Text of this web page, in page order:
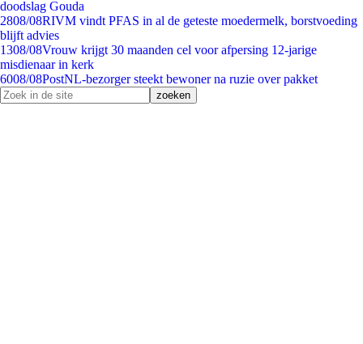
doodslag Gouda
2808/08RIVM vindt PFAS in al de geteste moedermelk, borstvoeding
blijft advies
1308/08Vrouw krijgt 30 maanden cel voor afpersing 12-jarige
misdienaar in kerk
6008/08PostNL-bezorger steekt bewoner na ruzie over pakket